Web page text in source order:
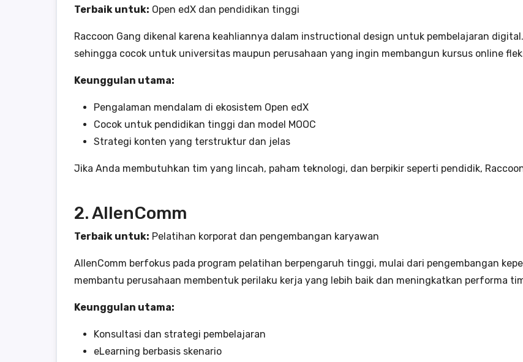
Terbaik untuk: Open edX dan pendidikan tinggi
Raccoon Gang dikenal karena keahliannya dalam instructional design untuk pembelajaran
sehingga cocok untuk universitas maupun perusahaan yang ingin membangun kursus online
Keunggulan utama:
Pengalaman mendalam di ekosistem Open edX
Cocok untuk pendidikan tinggi dan model MOOC
Strategi konten yang terstruktur dan jelas
Jika Anda membutuhkan tim yang lincah, paham teknologi, dan berpikir seperti pendidik,
2. AllenComm
Terbaik untuk: Pelatihan korporat dan pengembangan karyawan
AllenComm berfokus pada program pelatihan berpengaruh tinggi, mulai dari pengembangan
membantu perusahaan membentuk perilaku kerja yang lebih baik dan meningkatkan performa
Keunggulan utama:
Konsultasi dan strategi pembelajaran
eLearning berbasis skenario